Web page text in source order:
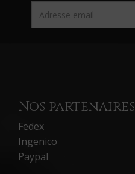
Nos partenaires
Fedex
Ingenico
Paypal